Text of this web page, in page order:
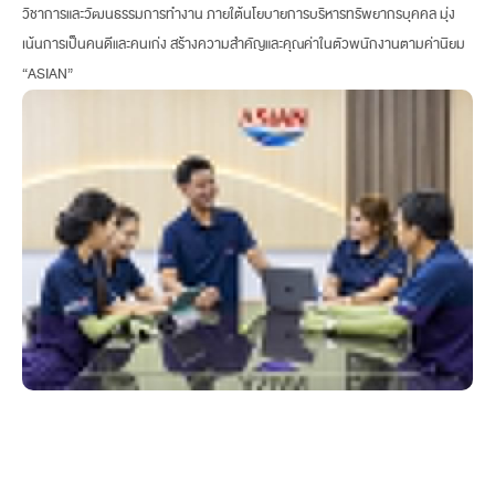
วิชาการและวัฒนธรรมการทำงาน ภายใต้นโยบายการบริหารทรัพยากรบุคคล มุ่ง
เน้นการเป็นคนดีและคนเก่ง สร้างความสำคัญและคุณค่าในตัวพนักงานตามค่านิยม
“ASIAN”